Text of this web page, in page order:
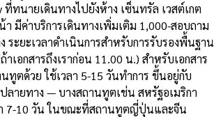
ที่ทนายเดินทางไปยังห้าง เซ็นทรัล เวสต์เกต
มีค่าบริการเดินทางเพิ่มเติม 1,000-สอบถาม
ระยะเวลาดำเนินการสำหรับการรับรองพื้นฐาน
เอกสารถึงเราก่อน 11.00 น.) สำหรับเอกสาร
ทูตด้วย ใช้เวลา 5-15 วันทำการ ขึ้นอยู่กับ
ลายทาง — บางสถานทูตเช่น สหรัฐอเมริกา
า 7-10 วัน ในขณะที่สถานทูตญี่ปุ่นและจีน